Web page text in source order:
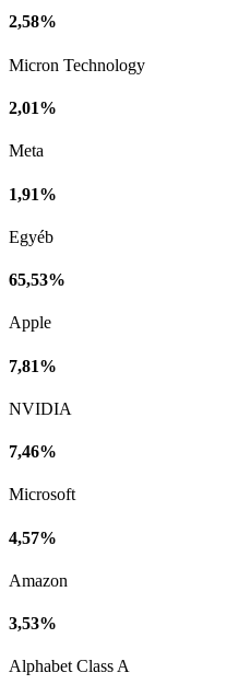
2,58%
Micron Technology
2,01%
Meta
1,91%
Egyéb
65,53%
Apple
7,81%
NVIDIA
7,46%
Microsoft
4,57%
Amazon
3,53%
Alphabet Class A